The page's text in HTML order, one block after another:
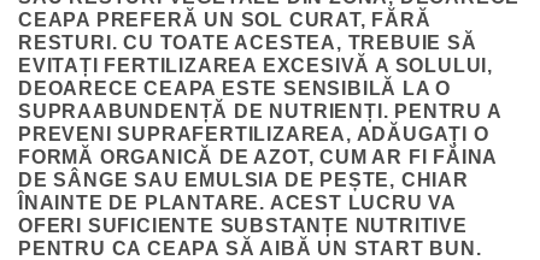
CEAPA PREFERĂ UN SOL CURAT, FĂRĂ
RESTURI. CU TOATE ACESTEA, TREBUIE SĂ
EVITAȚI FERTILIZAREA EXCESIVĂ A SOLULUI,
DEOARECE CEAPA ESTE SENSIBILĂ LA O
SUPRAABUNDENȚĂ DE NUTRIENȚI. PENTRU A
PREVENI SUPRAFERTILIZAREA, ADĂUGAȚI O
FORMĂ ORGANICĂ DE AZOT, CUM AR FI FĂINA
DE SÂNGE SAU EMULSIA DE PEȘTE, CHIAR
ÎNAINTE DE PLANTARE. ACEST LUCRU VA
OFERI SUFICIENTE SUBSTANȚE NUTRITIVE
PENTRU CA CEAPA SĂ AIBĂ UN START BUN.